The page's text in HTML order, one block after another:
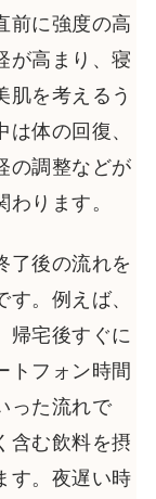
前に強度の高
が高まり、寝
肌を考えるう
体の回復、
の調整などが
ります。
了後の流れを
。例えば、
帰宅後すぐに
トフォン時間
った流れで
含む飲料を摂
す。夜遅い時